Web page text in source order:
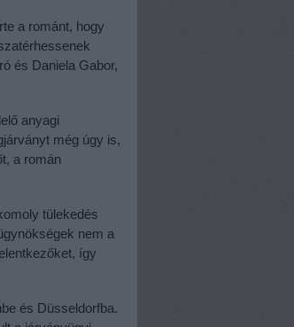
a románt, hogy
és Daniela Gabor,
anyagi
még úgy is,
a román
tülekedés
nem a
így
és Düsseldorfba.